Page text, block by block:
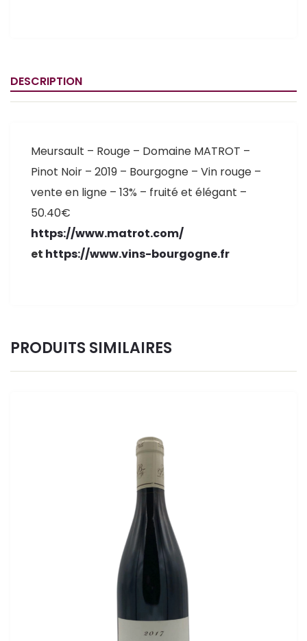
DESCRIPTION
Meursault – Rouge – Domaine MATROT –
Pinot Noir – 2019 – Bourgogne – Vin rouge –
vente en ligne – 13% – fruité et élégant –
50.40€
https://www.matrot.com/
et https://www.vins-bourgogne.fr
PRODUITS SIMILAIRES